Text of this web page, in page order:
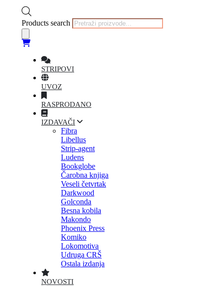
Products search
STRIPOVI
UVOZ
RASPRODANO
IZDAVAČI
Fibra
Libellus
Strip-agent
Ludens
Bookglobe
Čarobna knjiga
Veseli četvrtak
Darkwood
Golconda
Besna kobila
Makondo
Phoenix Press
Komiko
Lokomotiva
Udruga CRŠ
Ostala izdanja
NOVOSTI